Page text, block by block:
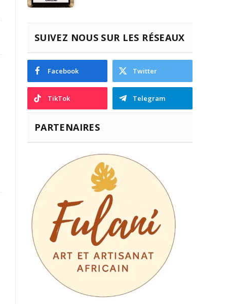
SUIVEZ NOUS SUR LES RÉSEAUX
Facebook Twitter
TikTok Telegram
PARTENAIRES